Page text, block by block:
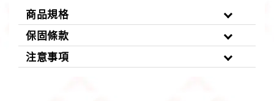
商品規格
保固條款
注意事項